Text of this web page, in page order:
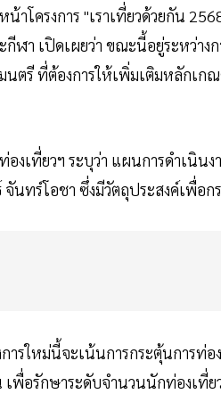
น้าโครงการ "เราเที่ยวด้วยกัน
กีฬา เปิดเผยว่า ขณะนี้อยู่ระหว่าง
นตรี ที่ต้องการให้เพิ่มเติมหลักเก
องเที่ยวฯ ระบุว่า แผนการดำเนิน
จันทร์โอชา ซึ่งมีวัตถุประสงค์เพื่อ
การใหม่นี้จะเน้นการกระตุ้นการท่
พื่อรักษาระดับจำนวนนักท่องเที่ย